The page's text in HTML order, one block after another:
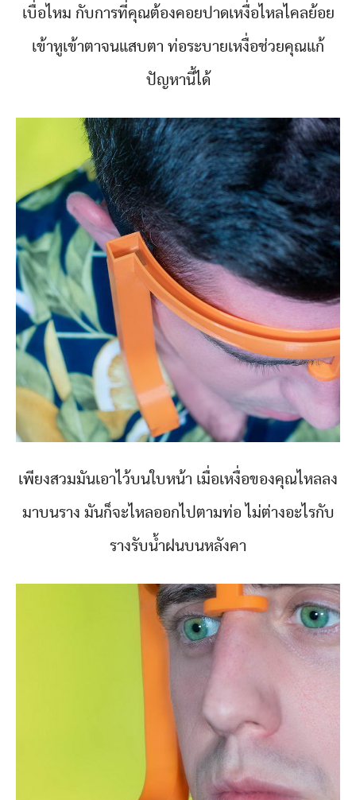
เบื่อไหม กับการที่คุณต้องคอยปาดเหงื่อไหลไคลย้อย
เข้าหูเข้าตาจนแสบตา ท่อระบายเหงื่อช่วยคุณแก้
ปัญหานี้ได้
เพียงสวมมันเอาไว้บนใบหน้า เมื่อเหงื่อของคุณไหลลง
มาบนราง มันก็จะไหลออกไปตามท่อ ไม่ต่างอะไรกับ
รางรับน้ำฝนบนหลังคา